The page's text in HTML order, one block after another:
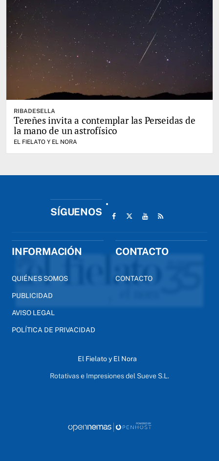
RIBADESELLA
Tereñes invita a contemplar las Perseidas de
la mano de un astrofísico
EL FIELATO Y EL NORA
SÍGUENOS
INFORMACIÓN
QUIÉNES SOMOS
PUBLICIDAD
AVISO LEGAL
POLÍTICA DE PRIVACIDAD
CONTACTO
CONTACTO
El Fielato y El Nora
Rotativas e Impresiones del Sueve S.L.